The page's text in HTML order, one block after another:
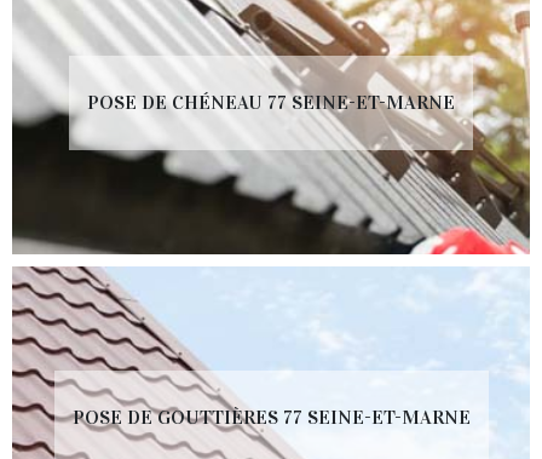
POSE DE CHÉNEAU 77 SEINE-ET-MARNE
POSE DE GOUTTIÈRES 77 SEINE-ET-MARNE